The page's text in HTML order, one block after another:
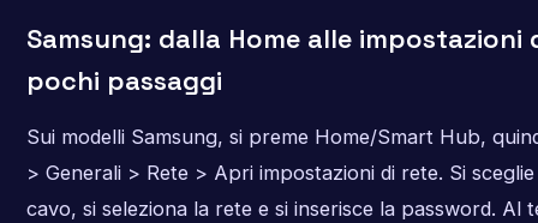
Samsung: dalla Home alle impostazioni
pochi passaggi
Sui modelli Samsung, si preme Home/Smart Hub,
> Generali > Rete > Apri impostazioni di rete. Si
cavo, si seleziona la rete e si inserisce la password. Al